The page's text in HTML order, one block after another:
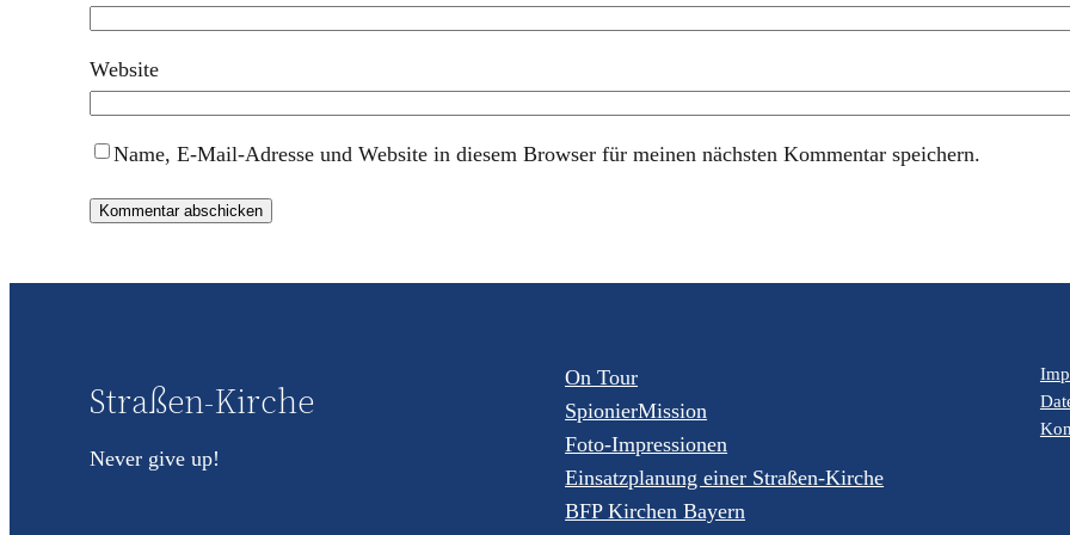
Website
Name, E-Mail-Adresse und Website in diesem Browser für meinen nächsten Kommentar speichern.
Straßen-Kirche
Never give up!
On Tour
SpionierMission
Foto-Impressionen
Einsatzplanung einer Straßen-Kirche
BFP Kirchen Bayern